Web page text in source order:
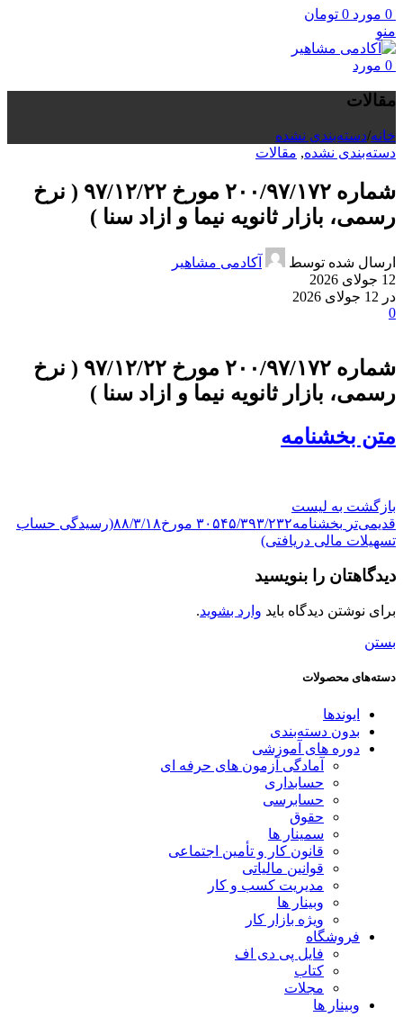
0 مورد 0 تومان
منو
0 مورد
مقالات
خانه/دسته‌بندی نشده
دسته‌بندی نشده, مقالات
شماره ۲۰۰/۹۷/۱۷۲ مورخ ۹۷/۱۲/۲۲ ( نرخ
رسمی، بازار ثانویه نیما و ازاد سنا )
ارسال شده توسط
آکادمی مشاهیر
12 جولای 2026
در 12 جولای 2026
0
شماره ۲۰۰/۹۷/۱۷۲ مورخ ۹۷/۱۲/۲۲ ( نرخ
رسمی، بازار ثانویه نیما و ازاد سنا )
متن بخشنامه
بازگشت به لیست
قدیمی‌تر
بخشنامه۳۰۵۴۵/۳۹۳/۲۳۲ مورخ۸۸/۳/۱۸(رسیدگی حساب
تسهیلات مالی دریافتی)
دیدگاهتان را بنویسید
برای نوشتن دیدگاه باید وارد بشوید.
بستن
دسته‌های محصولات
ایوندها
بدون دسته‌بندی
دوره های آموزشی
آمادگی آزمون های حرفه ای
حسابداری
حسابرسی
حقوق
سمینار ها
قانون کار و تأمین اجتماعی
قوانین مالیاتی
مدیریت کسب و کار
وبینار ها
ویژه بازار کار
فروشگاه
فایل پی دی اف
کتاب
مجلات
وبینار ها